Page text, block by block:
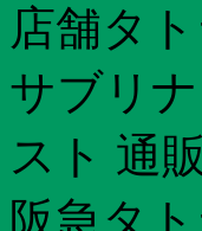
店舗タ
サブリ
スト 通
阪急タ